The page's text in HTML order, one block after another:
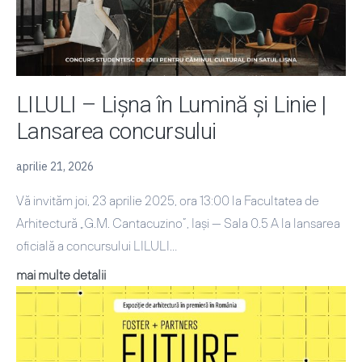
LILULI – Lișna în Lumină și Linie |
Lansarea concursului
aprilie 21, 2026
Vă invităm joi, 23 aprilie 2025, ora 13:00 la Facultatea de
Arhitectură „G.M. Cantacuzino”, Iași — Sala 0.5 A la lansarea
oficială a concursului LILULI…
mai multe detaliiLILULI
Lișna